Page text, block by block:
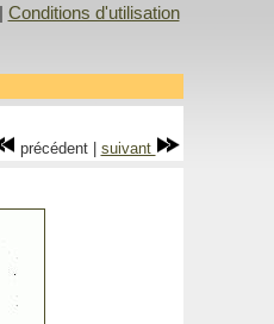
Conditions d'utilisation
précédent | suivant